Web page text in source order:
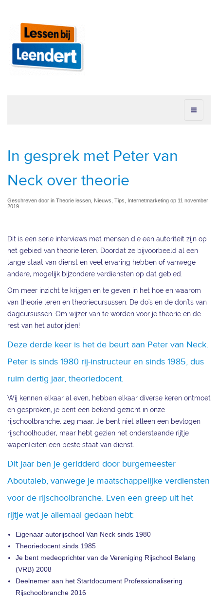
In gesprek met Peter van
Neck over theorie
Geschreven door in Theorie lessen, Nieuws, Tips, Internetmarketing op 11 november
2019
Dit is een serie interviews met mensen die een autoriteit zijn op
het gebied van theorie leren. Doordat ze bijvoorbeeld al een
lange staat van dienst en veel ervaring hebben of vanwege
andere, mogelijk bijzondere verdiensten op dat gebied.
Om meer inzicht te krijgen en te geven in het hoe en waarom
van theorie leren en theoriecursussen. De do's en de don'ts van
dagcursussen. Om wijzer van te worden voor je theorie en de
rest van het autorijden!
Deze derde keer is het de beurt aan Peter van Neck.
Peter is sinds 1980 rij-instructeur en sinds 1985, dus
ruim dertig jaar, theoriedocent.
Wij kennen elkaar al even, hebben elkaar diverse keren ontmoet
en gesproken, je bent een bekend gezicht in onze
rijschoolbranche, zeg maar. Je bent niet alleen een bevlogen
rijschoolhouder, maar hebt gezien het onderstaande rijtje
wapenfeiten een beste staat van dienst.
Dit jaar ben je geridderd door burgemeester
Aboutaleb, vanwege je maatschappelijke verdiensten
voor de rijschoolbranche. Even een greep uit het
rijtje wat je allemaal gedaan hebt:
Eigenaar autorijschool Van Neck sinds 1980
Theoriedocent sinds 1985
Je bent medeoprichter van de Vereniging Rijschool Belang
(VRB) 2008
Deelnemer aan het Startdocument Professionalisering
Rijschoolbranche 2016